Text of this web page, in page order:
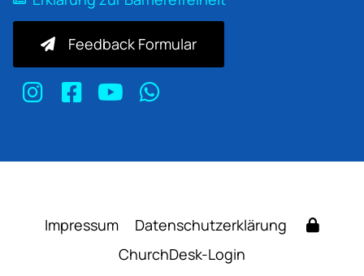
Feedback Formular
Impressum
Datenschutzerklärung
ChurchDesk-Login